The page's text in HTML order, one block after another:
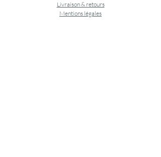
Livraison & retours
Mentions légales